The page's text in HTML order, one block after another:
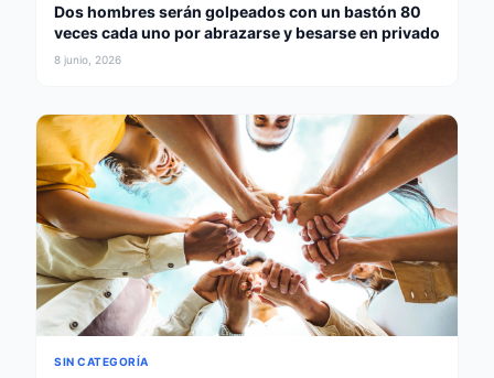
Dos hombres serán golpeados con un bastón 80
veces cada uno por abrazarse y besarse en privado
8 junio, 2026
SIN CATEGORÍA